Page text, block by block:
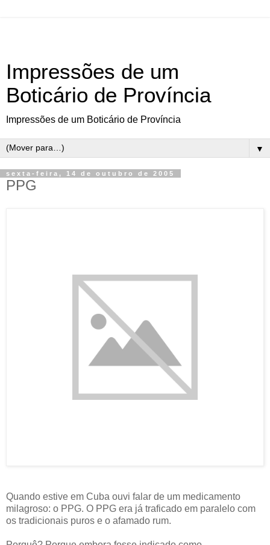
Impressões de um
Boticário de Província
Impressões de um Boticário de Província
▼
sexta-feira, 14 de outubro de 2005
PPG
Quando estive em Cuba ouvi falar de um medicamento
milagroso: o PPG. O PPG era já traficado em paralelo com
os tradicionais puros e o afamado rum.